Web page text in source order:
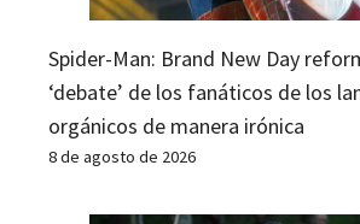
Spider-Man: Brand New Day
‘debate’ de los fanáticos de los
orgánicos de manera irónica
8 de agosto de 2026